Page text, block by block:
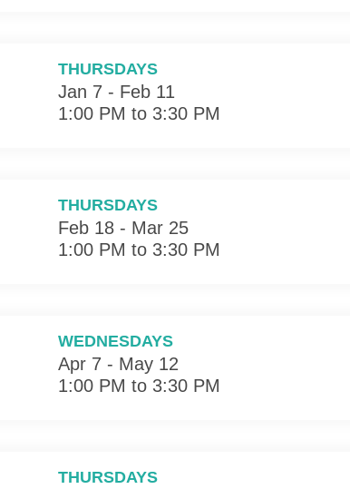
THURSDAYS
Jan 7 - Feb 11
1:00 PM to 3:30 PM
THURSDAYS
Feb 18 - Mar 25
1:00 PM to 3:30 PM
WEDNESDAYS
Apr 7 - May 12
1:00 PM to 3:30 PM
THURSDAYS